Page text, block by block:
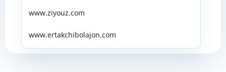
www.ziyouz.com
www.ertakchibolajon.com